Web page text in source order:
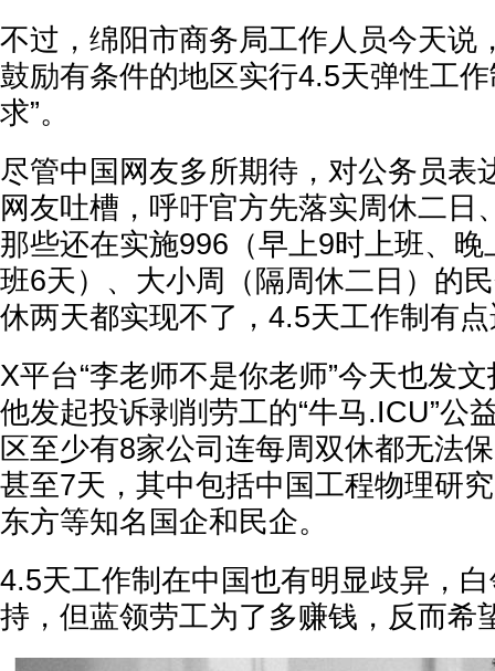
不过，绵阳市商务局工作人员今天说
鼓励有条件的地区实行4.5天弹性工
求”。
尽管中国网友多所期待，对公务员表
网友吐槽，呼吁官方先落实周休二日
那些还在实施996（早上9时上班、
班6天）、大小周（隔周休二日）的
休两天都实现不了，4.5天工作制有点
X平台“李老师不是你老师”今天也发
他发起投诉剥削劳工的“牛马.ICU”公
区至少有8家公司连每周双休都无法
甚至7天，其中包括中国工程物理研
东方等知名国企和民企。
4.5天工作制在中国也有明显歧异，
持，但蓝领劳工为了多赚钱，反而希